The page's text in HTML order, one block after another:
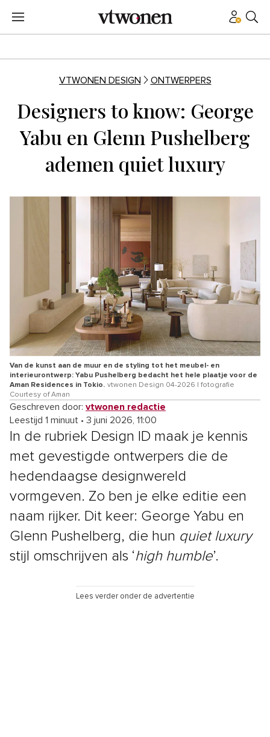
VTWONEN DESIGN ONTWERPERS
Designers to know: George
Yabu en Glenn Pushelberg
ademen quiet luxury
Van de kunst aan de muur en de styling tot het meubel- en
interieurontwerp: Yabu Pushelberg bedacht het hele plaatje voor de
Aman Residences in Tokio. vtwonen Design 04-2026 | fotografie
Courtesy of Aman
Geschreven door: vtwonen redactie
Leestijd 1 minuut • 3 juni 2026, 11:00
In de rubriek Design ID maak je kennis
met gevestigde ontwerpers die de
hedendaagse designwereld
vormgeven. Zo ben je elke editie een
naam rijker. Dit keer: George Yabu en
Glenn Pushelberg, die hun quiet luxury
stijl omschrijven als ‘high humble’.
Lees verder onder de advertentie